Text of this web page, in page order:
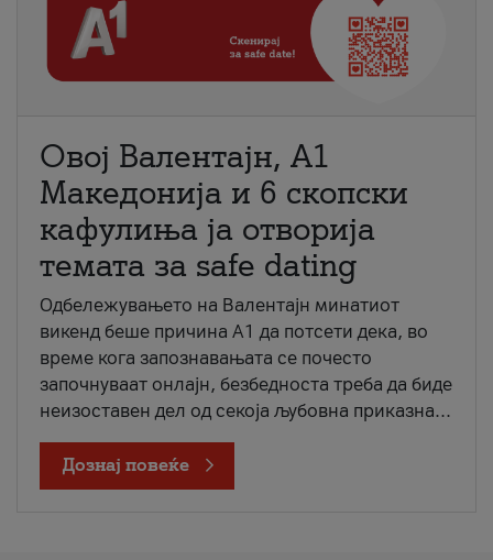
Овој Валентајн, A1
Македонија и 6 скопски
кафулиња ја отворија
темата за safe dating
Одбележувањето на Валентајн минатиот
викенд беше причина А1 да потсети дека, во
време кога запознавањата се почесто
започнуваат онлајн, безбедноста треба да биде
неизоставен дел од секоја љубовна приказна...
Дознај повеќе